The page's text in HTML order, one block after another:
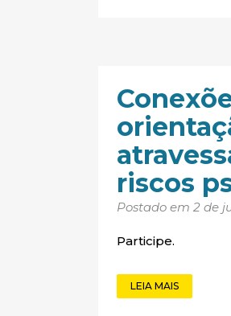
riscos
Postado em 2 de
Participe.
LEIA MAIS